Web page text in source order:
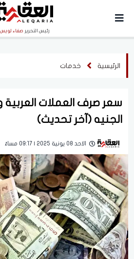
رئيس التحرير صفاء لويس
الرئيسية خدمات
سعر صرف العملات العربية
الجنيه (آخر تحديث)
الاحد 08 يونية 2025 | 09:17 مساءً